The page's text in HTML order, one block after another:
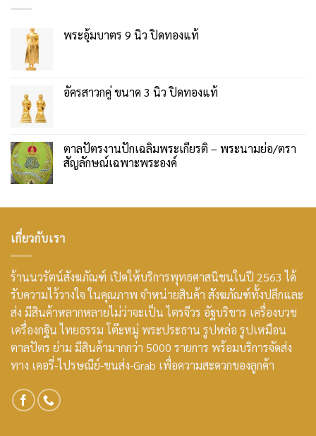
พระอุ้มบาตร 9 นิ้ว ปิดทองแท้
อัครสาวกคู่ ขนาด 3 นิ้ว ปิดทองแท้
ตาลปัตรงานปักเฉลิมพระเกียรติ – พระนามย่อ/ตรา
สัญลักษณ์เฉพาะพระองค์
เกี่ยวกับเรา
ร้านนวรัตน์สังฆภัณฑ์ เปิดให้บริการพุทธศาสนิชนในปี 2563 ได้
รับความไว้วางใจ ในคุณภาพ จำหน่ายสินค้า สังฆภัณฑ์ทั้งปลีกและ
ส่ง มีสินค้าหลากหลายไม่ว่าจะเป็น ไตรจีวร อัฐบริขาร เครื่องบวช
เครื่องกฐิน ไทยธรรม โต๊ะหมู่ พระประธาน รูปหล่อ รูปเหมือน
ตาลปัตร ย่าม มีสินค้ามากกว่า 5000 รายการ พร้อมบริการจัดส่ง
ทาง เคอรี่-ไปรษณีย์-ขนส่ง-Grab เพื่อความสะดวกของลูกค้า